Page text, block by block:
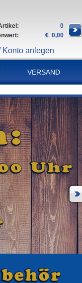
0
€ 0,00
Konto anlegen
VERSAND